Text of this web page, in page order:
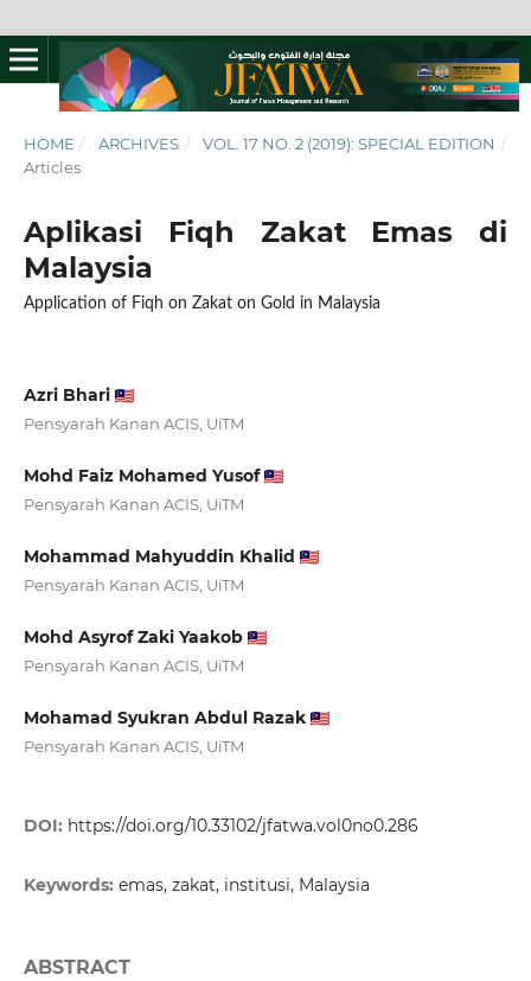
HOME / ARCHIVES / VOL. 17 NO. 2 (2019): SPECIAL EDITION /
Articles
Aplikasi Fiqh Zakat Emas di
Malaysia
Application of Fiqh on Zakat on Gold in Malaysia
Azri Bhari
Pensyarah Kanan ACIS, UiTM
Mohd Faiz Mohamed Yusof
Pensyarah Kanan ACIS, UiTM
Mohammad Mahyuddin Khalid
Pensyarah Kanan ACIS, UiTM
Mohd Asyrof Zaki Yaakob
Pensyarah Kanan ACIS, UiTM
Mohamad Syukran Abdul Razak
Pensyarah Kanan ACIS, UiTM
DOI: https://doi.org/10.33102/jfatwa.vol0no0.286
Keywords: emas, zakat, institusi, Malaysia
ABSTRACT